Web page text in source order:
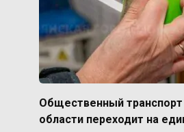
Общественный транспорт
области переходит на